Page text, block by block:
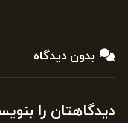
بدون دیدگاه
دیدگاهتان را